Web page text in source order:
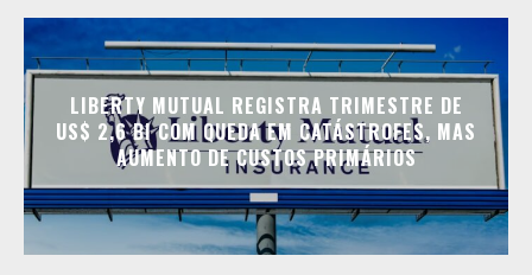
LIBERTY MUTUAL REGISTRA TRIMESTRE DE
US$ 2,6 BI COM QUEDA EM CATÁSTROFES, MAS
AUMENTO DE CUSTOS PRIMÁRIOS